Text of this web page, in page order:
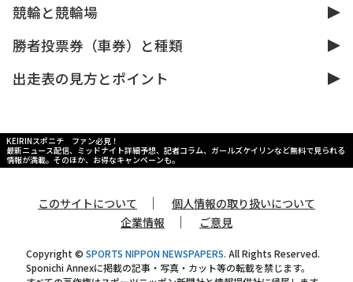
競輪と競輪場
勝者投票券（車券）と種類
出走表の見方とポイント
KEIRINスポニチ ファン必見！
最新ニュース配信、ミッドナイト詳細予想、記者コラム、ガールズケイリンなど無料で見られる
情報が満載。そのほか、お得なキャンペーンも。
このサイトについて ｜
個人情報の取り扱いについて
企業情報
｜ ご意見
Copyright © SPORTS NIPPON NEWSPAPERS. All Rights Reserved.
Sponichi Annexに掲載の記事・写真・カット等の転載を禁じます。